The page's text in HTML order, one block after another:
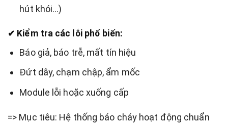
hút khói…)
✔ Kiểm tra các lỗi phổ biến:
Báo giả, báo trễ, mất tín hiệu
Đứt dây, chạm chập, ẩm mốc
Module lỗi hoặc xuống cấp
=> Mục tiêu: Hệ thống báo cháy hoạt động chuẩn